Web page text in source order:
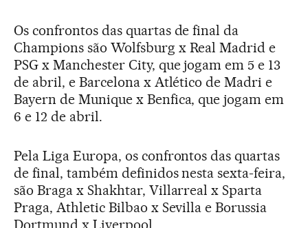
Os confrontos das quartas de final da
Champions são Wolfsburg x Real Madrid e
PSG x Manchester City, que jogam em 5 e 13
de abril, e Barcelona x Atlético de Madri e
Bayern de Munique x Benfica, que jogam em
6 e 12 de abril.
Pela Liga Europa, os confrontos das quartas
de final, também definidos nesta sexta-feira,
são Braga x Shakhtar, Villarreal x Sparta
Praga, Athletic Bilbao x Sevilla e Borussia
Dortmund x Liverpool.